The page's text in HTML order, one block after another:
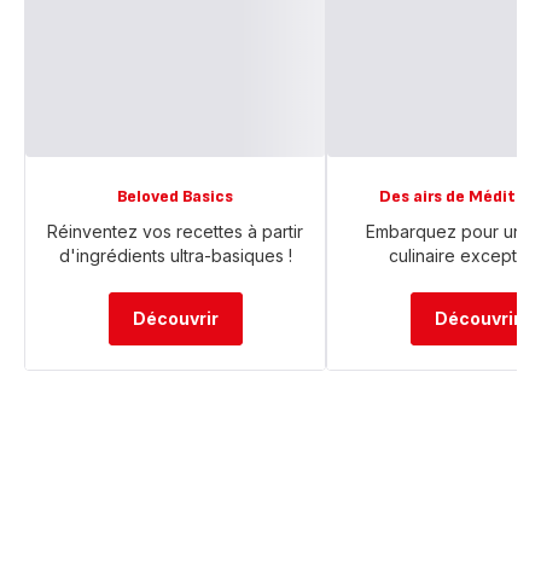
Beloved Basics
Réinventez vos recettes à partir
d'ingrédients ultra-basiques !
Découvrir
Des airs de
Embarquez pour un
culinaire
Découvrir